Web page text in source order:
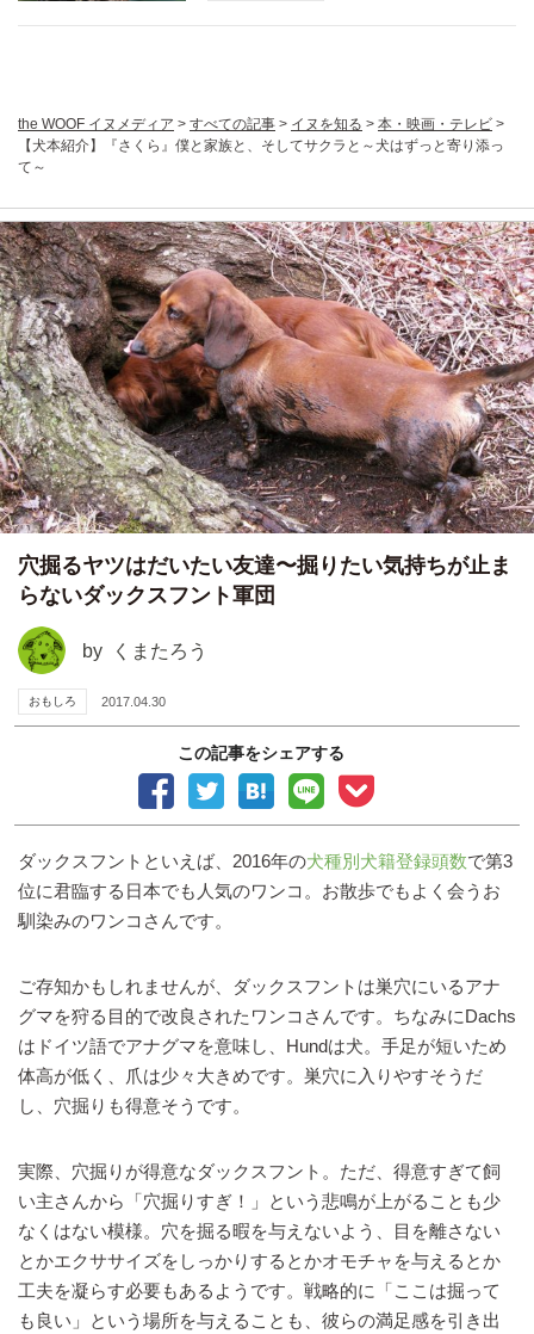
the WOOF イヌメディア > すべての記事 > イヌを知る > 本・映画・テレビ >
【犬本紹介】『さくら』僕と家族と、そしてサクラと～犬はずっと寄り添っ
て～
穴掘るヤツはだいたい友達〜掘りたい気持ちが止ま
らないダックスフント軍団
by くまたろう
おもしろ 2017.04.30
この記事をシェアする
ダックスフントといえば、2016年の犬種別犬籍登録頭数で第3
位に君臨する日本でも人気のワンコ。お散歩でもよく会うお
馴染みのワンコさんです。
ご存知かもしれませんが、ダックスフントは巣穴にいるアナ
グマを狩る目的で改良されたワンコさんです。ちなみにDachs
はドイツ語でアナグマを意味し、Hundは犬。手足が短いため
体高が低く、爪は少々大きめです。巣穴に入りやすそうだ
し、穴掘りも得意そうです。
実際、穴掘りが得意なダックスフント。ただ、得意すぎて飼
い主さんから「穴掘りすぎ！」という悲鳴が上がることも少
なくはない模様。穴を掘る暇を与えないよう、目を離さない
とかエクササイズをしっかりするとかオモチャを与えるとか
工夫を凝らす必要もあるようです。戦略的に「ここは掘って
も良い」という場所を与えることも、彼らの満足感を引き出